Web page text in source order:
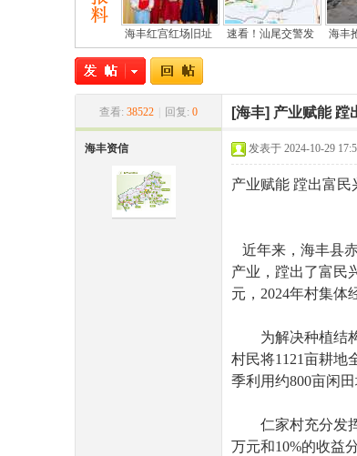
尾
海丰红宫红场旧址 速看！汕尾交警发 海丰
查看: 38522 回复: 0 [海丰] 产业赋能 蹚
海丰资信 发表于 2024-10-29
产业赋能 蹚出富
近年来，海丰县
产业，蹚出了富民
元，2024年村集体
为解决种植结构
村民将1121亩耕地
季利用约800亩闲
仁家村充分发挥
万元和10%的收益